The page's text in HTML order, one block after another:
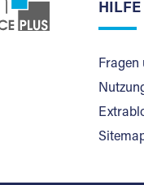
HILFE